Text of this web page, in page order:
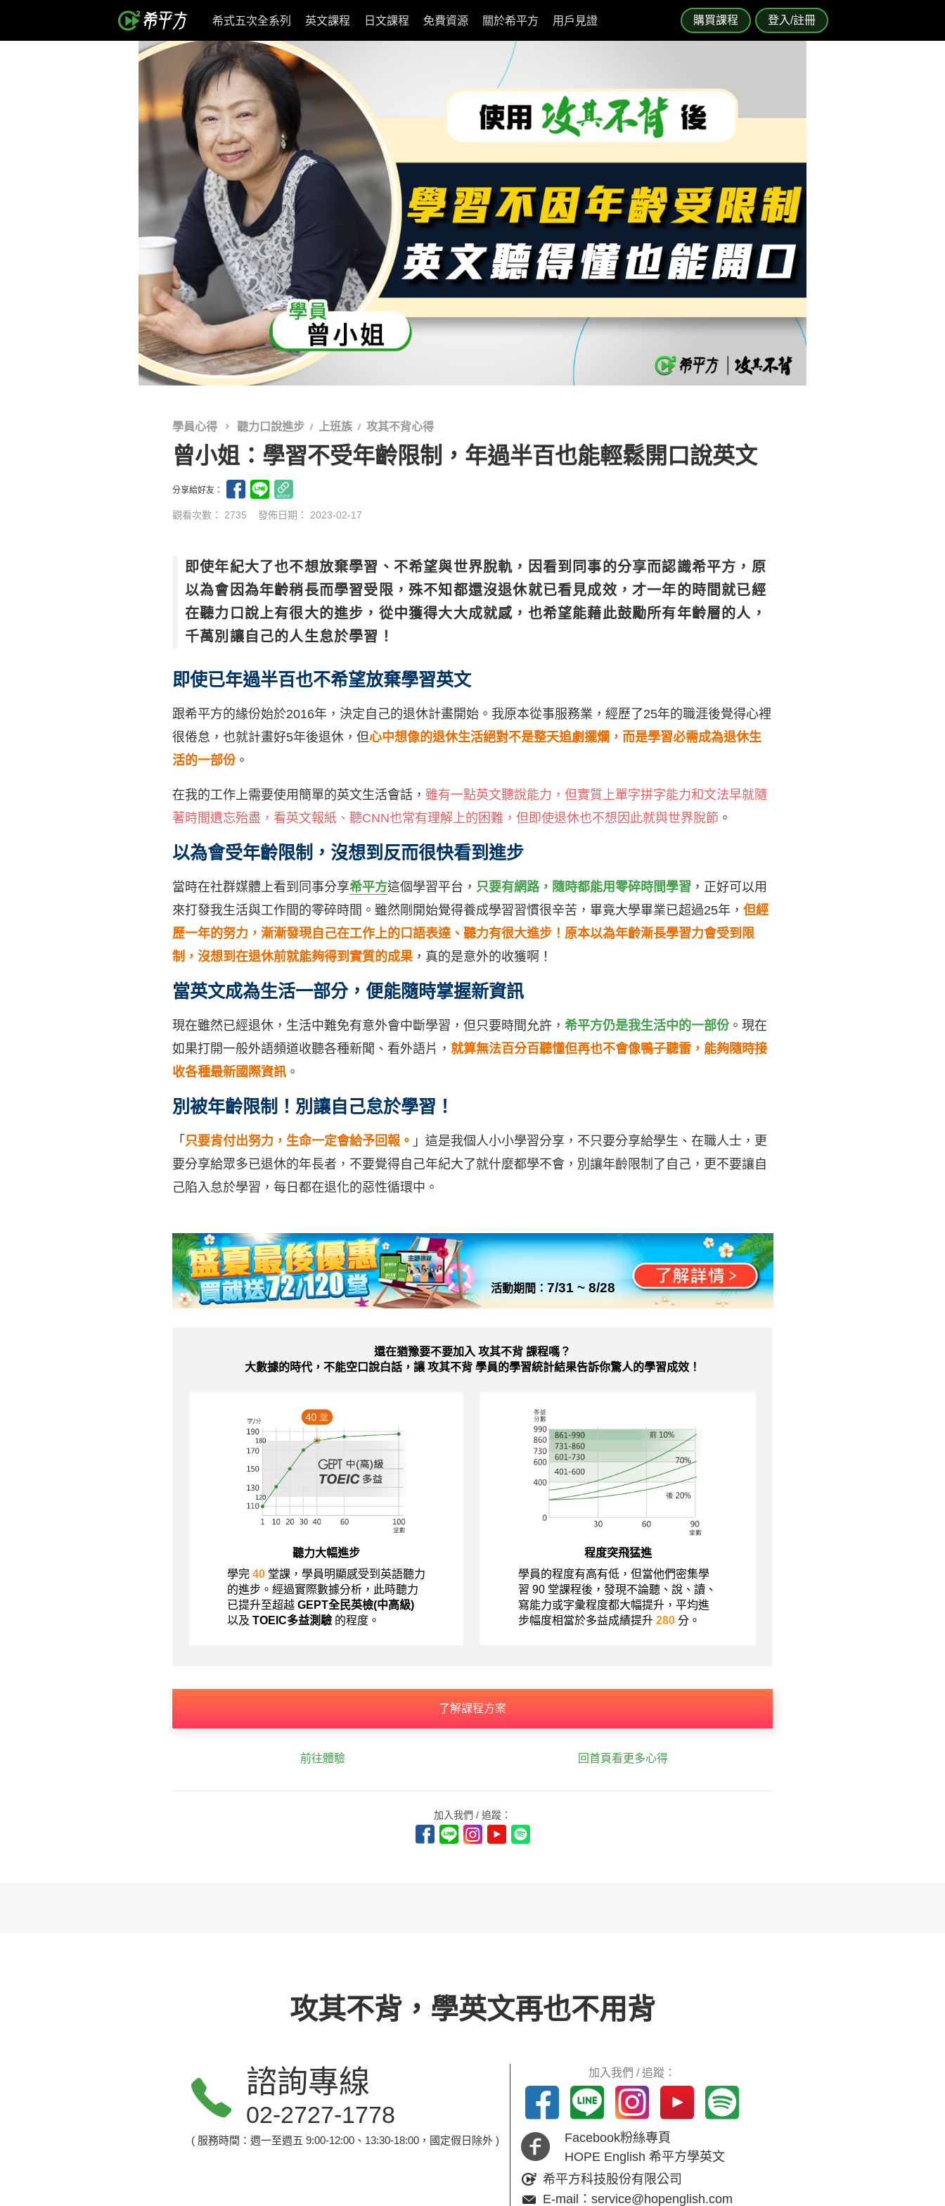
購買課程 登入/註冊
希式五次全系列 英文課程 日文課程 免費資源 關於希平方 用戶見證
學員心得 聽力口說進步 上班族 攻其不背心得
曾小姐：學習不受年齡限制，年過半百也能輕鬆開口說英文
分享給好友：
觀看次數： 2735 發佈日期： 2023-02-17
即使年紀大了也不想放棄學習、不希望與世界脫軌，因看到同事的分享而認識希平方，原
以為會因為年齡稍長而學習受限，殊不知都還沒退休就已看見成效，才一年的時間就已經
在聽力口說上有很大的進步，從中獲得大大成就感，也希望能藉此鼓勵所有年齡層的人，
千萬別讓自己的人生怠於學習！
即使已年過半百也不希望放棄學習英文
跟希平方的緣份始於2016年，決定自己的退休計畫開始。我原本從事服務業，經歷了25年的職涯後覺得心裡
很倦怠，也就計畫好5年後退休，但心中想像的退休生活絕對不是整天追劇擺爛，而是學習必需成為退休生
活的一部份 。
在我的工作上需要使用簡單的英文生活會話， 雖有一點英文聽說能力，但實質上單字拼字能力和文法早就隨
著時間遺忘殆盡，看英文報紙、聽CNN也常有理解上的困難，但即使退休也不想因此就與世界脫節 。
以為會受年齡限制，沒想到反而很快看到進步
當時在社群媒體上看到同事分享希平方這個學習平台， 只要有網路，隨時都能用零碎時間學習 ，正好可以用
來打發我生活與工作間的零碎時間。雖然剛開始覺得養成學習習慣很辛苦，畢竟大學畢業已超過25年， 但經
歷一年的努力，漸漸發現自己在工作上的口語表達、聽力有很大進步！原本以為年齡漸長學習力會受到限
制，沒想到在退休前就能夠得到實質的成果，真的是意外的收獲啊！
當英文成為生活一部分，便能隨時掌握新資訊
現在雖然已經退休，生活中難免有意外會中斷學習，但只要時間允許， 希平方仍是我生活中的一部份 。現在
如果打開一般外語頻道收聽各種新聞、看外語片， 就算無法百分百聽懂但再也不會像鴨子聽雷，能夠隨時接
收各種最新國際資訊。
別被年齡限制！別讓自己怠於學習！
「 只要肯付出努力，生命一定會給予回報。 」這是我個人小小學習分享，不只要分享給學生、在職人士，更
要分享給眾多已退休的年長者，不要覺得自己年紀大了就什麼都學不會，別讓年齡限制了自己，更不要讓自
己陷入怠於學習，每日都在退化的惡性循環中。
活動期間：7/31 ~ 8/28
還在猶豫要不要加入 攻其不背 課程嗎？
大數據的時代，不能空口說白話，讓 攻其不背 學員的學習統計結果告訴你驚人的學習成效！
聽力大幅進步
學完 40 堂課，學員明顯感受到英語聽力
的進步。經過實際數據分析，此時聽力
已提升至超越 GEPT全民英檢(中高級)
以及 TOEIC多益測驗 的程度。
程度突飛猛進
學員的程度有高有低，但當他們密集學
習 90 堂課程後，發現不論聽、說、讀、
寫能力或字彙程度都大幅提升，平均進
步幅度相當於多益成績提升 280 分。
了解課程方案
前往體驗 回首頁看更多心得
加入我們 / 追蹤：
攻其不背，學英文再也不用背
諮詢專線
02-2727-1778
( 服務時間：週一至週五 9:00-12:00、13:30-18:00，國定假日除外 )
加入我們 / 追蹤：
Facebook粉絲專頁
HOPE English 希平方學英文
希平方科技股份有限公司
E-mail：service@hopenglish.com